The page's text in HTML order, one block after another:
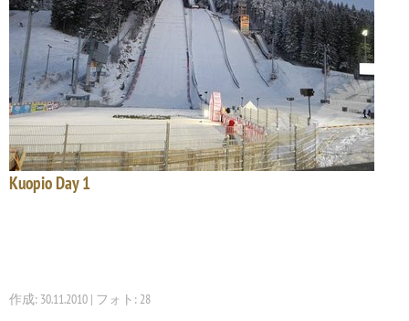
Kuopio Day 1
作成: 30.11.2010 | フォト: 28